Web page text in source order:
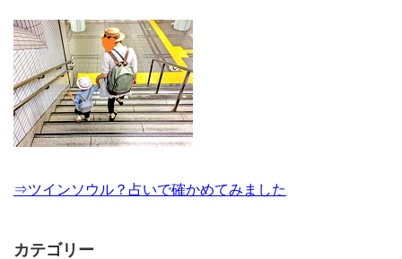
⇒ツインソウル？占いで確かめてみました
カテゴリー